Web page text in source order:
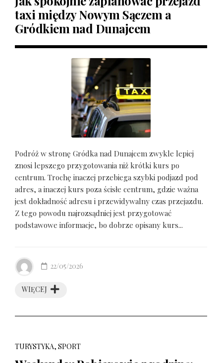
taxi między Nowym Sączem a
Gródkiem nad Dunajcem
Podróż w stronę Gródka nad Dunajcem zwykle lepiej
znosi lepszego przygotowania niż krótki kurs po
centrum. Trochę inaczej przebiega szybki podjazd pod
adres, a inaczej kurs poza ścisłe centrum, gdzie ważna
jest dokładność adresu i przewidywalny czas przejazdu.
Z tego powodu najrozsądniej jest przygotować
podstawowe informacje, bo dobrze opisany kurs...
WIĘCEJ
22/05/2026
TURYSTYKA, SPORT